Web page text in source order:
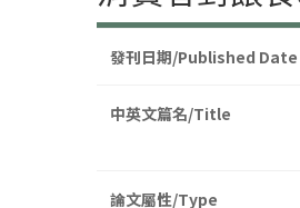
發刊日期/Published Date
中英文篇名/Title
論文屬性/Type